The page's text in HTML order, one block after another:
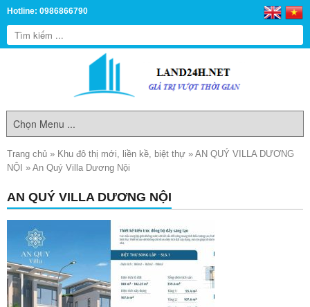
Hotline: 0986866790
Trang chủ » Khu đô thị mới, liền kề, biệt thự » AN QUÝ VILLA DƯƠNG
NỘI » An Quý Villa Dương Nội
AN QUÝ VILLA DƯƠNG NỘI